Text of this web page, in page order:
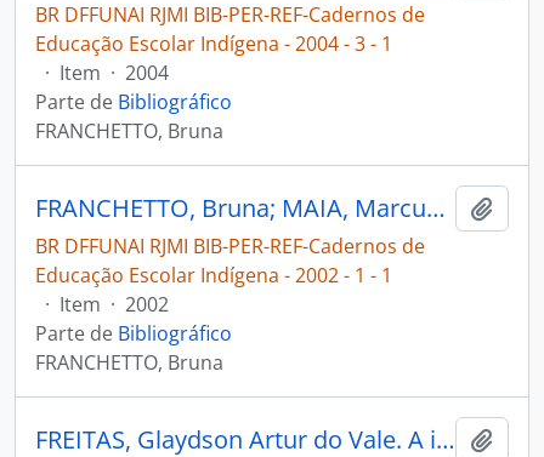
BR DFFUNAI RJMI BIB-PER-REF-Cadernos de
Educação Escolar Indígena - 2004 - 3 - 1
· Item · 2004
Parte de Bibliográfico
FRANCHETTO, Bruna
FRANCHETTO, Bruna; MAIA, Marcus; SANDALO, Filomena; STORTO, Luciana R.. A construção do conhecimento linguístico - do saber do falante à pesquisa [Cadernos de Educação Escolar Indígena]
BR DFFUNAI RJMI BIB-PER-REF-Cadernos de
Educação Escolar Indígena - 2002 - 1 - 1
· Item · 2002
Parte de Bibliográfico
FRANCHETTO, Bruna
FREITAS, Glaydson Artur do Vale. A importância da educação diferenciada nas aldeias do Brasil [Cadernos de Educação Escolar Indígena]